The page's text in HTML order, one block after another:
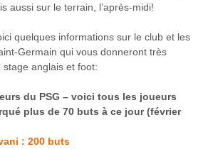
aussi sur le terrain, l’après-midi!
quelques informations sur le club et les
Germain qui vous donneront très
anglais et foot:
du PSG – voici tous les joueurs
plus de 70 buts à ce jour (février
: 200 buts